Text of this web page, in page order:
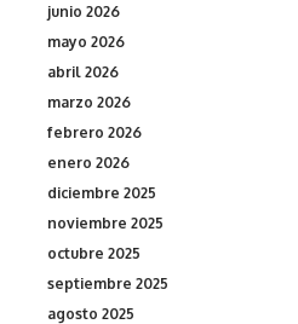
junio 2026
mayo 2026
abril 2026
marzo 2026
febrero 2026
enero 2026
diciembre 2025
noviembre 2025
octubre 2025
septiembre 2025
agosto 2025